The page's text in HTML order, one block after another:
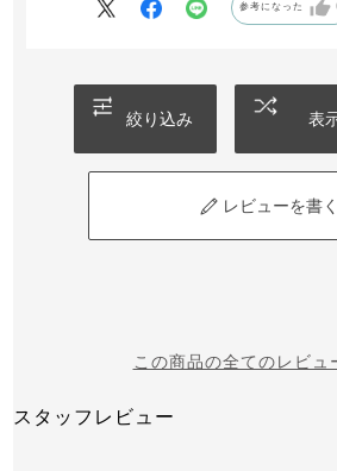
参考になった
絞り込み 表
レビューを書く
この商品の全てのレビュ
スタッフレビュー